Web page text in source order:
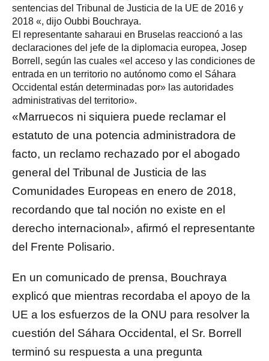
sentencias del Tribunal de Justicia de la UE de 2016 y
2018 «, dijo Oubbi Bouchraya.
El representante saharaui en Bruselas reaccionó a las
declaraciones del jefe de la diplomacia europea, Josep
Borrell, según las cuales «el acceso y las condiciones de
entrada en un territorio no autónomo como el Sáhara
Occidental están determinadas por» las autoridades
administrativas del territorio».
«Marruecos ni siquiera puede reclamar el
estatuto de una potencia administradora de
facto, un reclamo rechazado por el abogado
general del Tribunal de Justicia de las
Comunidades Europeas en enero de 2018,
recordando que tal noción no existe en el
derecho internacional», afirmó el representante
del Frente Polisario.
En un comunicado de prensa, Bouchraya
explicó que mientras recordaba el apoyo de la
UE a los esfuerzos de la ONU para resolver la
cuestión del Sáhara Occidental, el Sr. Borrell
terminó su respuesta a una pregunta